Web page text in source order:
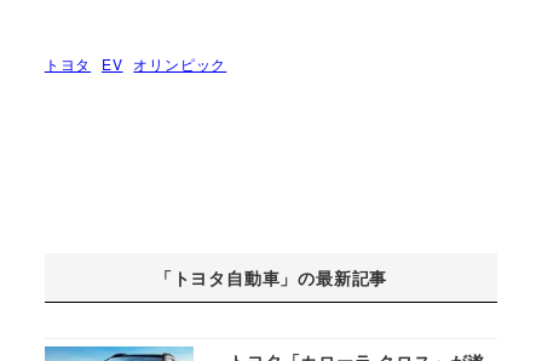
トヨタ EV オリンピック
「トヨタ自動車」の最新記事